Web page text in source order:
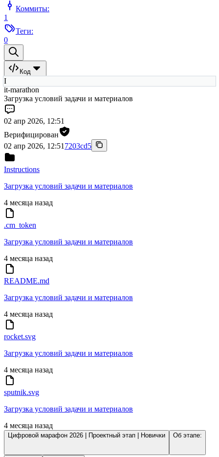
Коммиты:
1
Теги:
0
Код
I
it-marathon
Загрузка условий задачи и материалов
02 апр 2026, 12:51
Верифицирован
02 апр 2026, 12:51 7203cd5
Instructions
Загрузка условий задачи и материалов
4 месяца назад
.cm_token
Загрузка условий задачи и материалов
4 месяца назад
README.md
Загрузка условий задачи и материалов
4 месяца назад
rocket.svg
Загрузка условий задачи и материалов
4 месяца назад
sputnik.svg
Загрузка условий задачи и материалов
4 месяца назад
Цифровой марафон 2026 | Проектный этап | Новички Об этапе: